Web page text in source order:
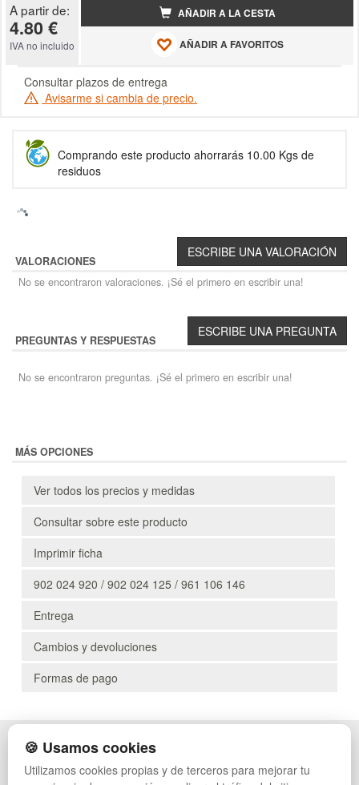
A partir de:
4.80 €
IVA no incluido
AÑADIR A LA CESTA
AÑADIR A FAVORITOS
Consultar plazos de entrega
Avisarme si cambia de precio.
Comprando este producto ahorrarás 10.00 Kgs de
residuos
VALORACIONES
No se encontraron valoraciones. ¡Sé el primero en escribir una!
PREGUNTAS Y RESPUESTAS
No se encontraron preguntas. ¡Sé el primero en escribir una!
MÁS OPCIONES
Ver todos los precios y medidas
Consultar sobre este producto
Imprimir ficha
902 024 920 / 902 024 125 / 961 106 146
Entrega
Cambios y devoluciones
Formas de pago
POLÍTICA DE PRIVACIDAD
CONDICIONES DE USO
CAMBIOS Y DEVOLUCIONES
PALETS DE PLÁSTICO
MANUTENCIÓN
🍪 Usamos cookies
Utilizamos cookies propias y de terceros para mejorar tu